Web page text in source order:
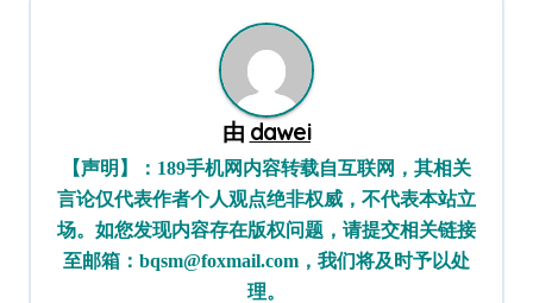
由 dawei
【声明】：189手机网内容转载自互联网，其相关
言论仅代表作者个人观点绝非权威，不代表本站立
场。如您发现内容存在版权问题，请提交相关链接
至邮箱：bqsm@foxmail.com，我们将及时予以处
理。